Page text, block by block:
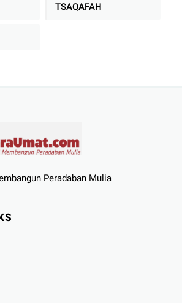
TSAQAFAH
Peradaban Mulia